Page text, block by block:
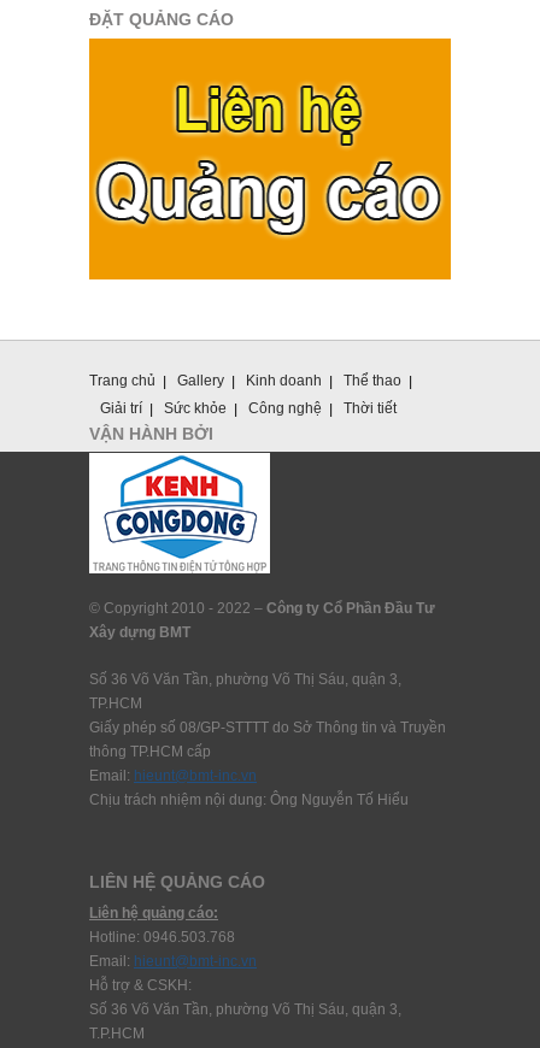
ĐẶT QUẢNG CÁO
Trang chủ Gallery Kinh doanh
Thể thao
Giải trí
Sức khỏe Công nghệ Thời tiết
VẬN HÀNH BỞI
© Copyright 2010 - 2022 – Công ty Cổ Phần Đầu Tư
Xây dựng BMT
Số 36 Võ Văn Tần, phường Võ Thị Sáu, quận 3,
TP.HCM
Giấy phép số 08/GP-STTTT do Sở Thông tin và Truyền
thông TP.HCM cấp
Email: hieunt@bmt-inc.vn
Chịu trách nhiệm nội dung: Ông Nguyễn Tố Hiểu
LIÊN HỆ QUẢNG CÁO
Liên hệ quảng cáo:
Hotline: 0946.503.768
Email: hieunt@bmt-inc.vn
Hỗ trợ & CSKH:
Số 36 Võ Văn Tần, phường Võ Thị Sáu, quận 3,
T.P.HCM